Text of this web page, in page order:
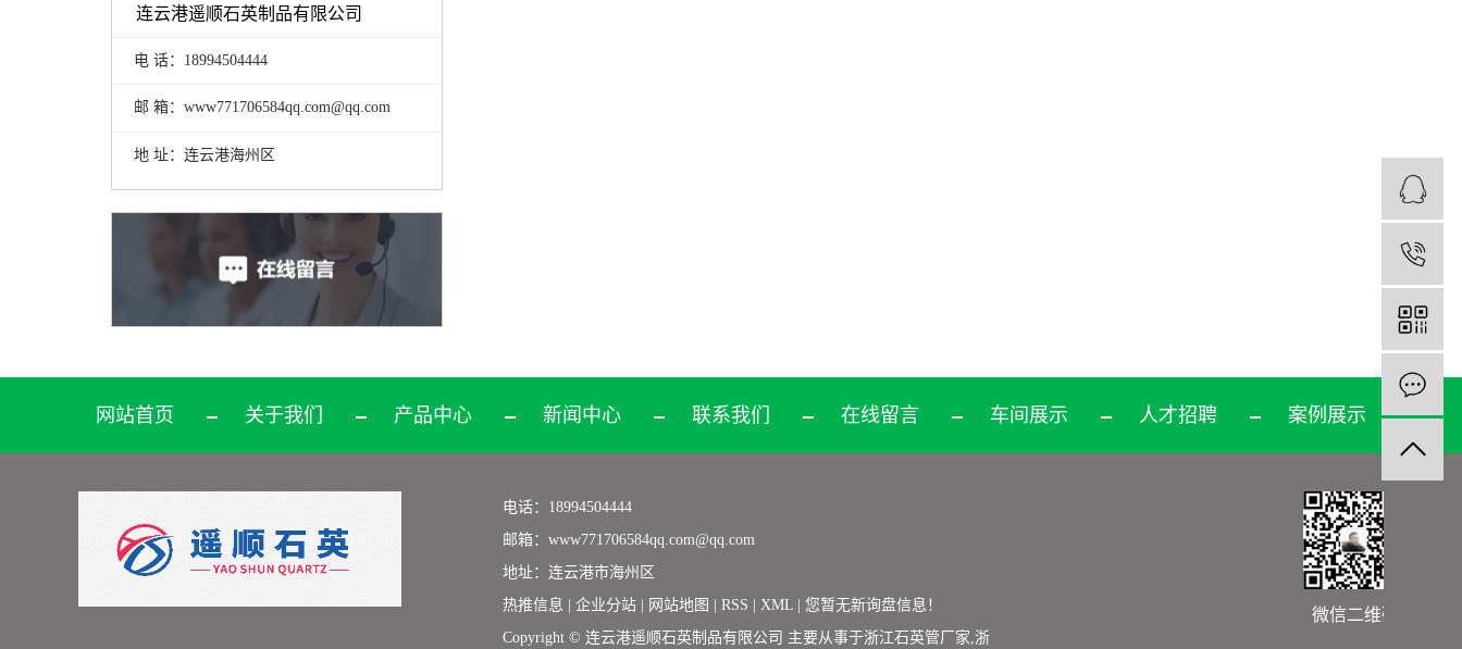
连云港遥顺石英制品有限公司
电 话：18994504444
邮 箱：www771706584qq.com@qq.com
地 址：连云港海州区
网站首页 关于我们 产品中心 新闻中心 联系我们 在线留言 车间展示 人才招聘 案例展示
电话：18994504444
邮箱：www771706584qq.com@qq.com
地址：连云港市海州区
热推信息 | 企业分站 | 网站地图 | RSS | XML | 您暂无新询盘信息！
Copyright © 连云港遥顺石英制品有限公司 主要从事于浙江石英管厂家 浙
微信二维码